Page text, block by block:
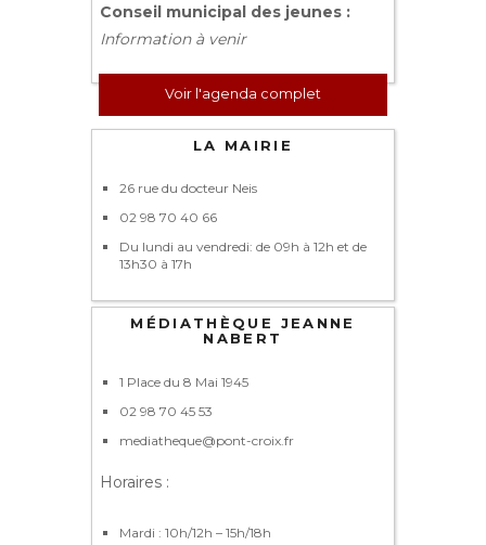
Conseil municipal des jeunes :
Information à venir
Voir l'agenda complet
LA MAIRIE
26 rue du docteur Neis
02 98 70 40 66
Du lundi au vendredi: de 09h à 12h et de
13h30 à 17h
MÉDIATHÈQUE JEANNE
NABERT
1 Place du 8 Mai 1945
02 98 70 45 53
mediatheque@pont-croix.fr
Horaires :
Mardi : 10h/12h – 15h/18h